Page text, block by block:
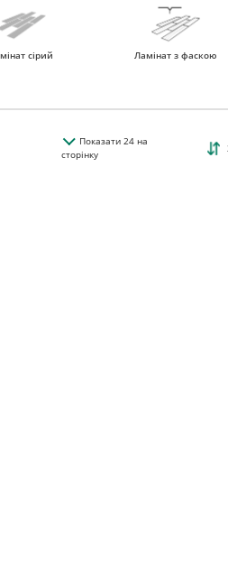
сірий Ламінат з фаскою
Показати24на
сторінку